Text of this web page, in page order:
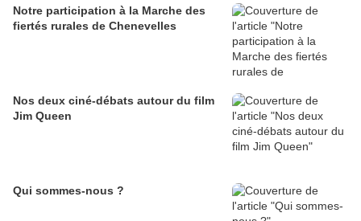
Notre participation à la Marche des
fiertés rurales de Chenevelles
Nos deux ciné-débats autour du film
Jim Queen
Qui sommes-nous ?